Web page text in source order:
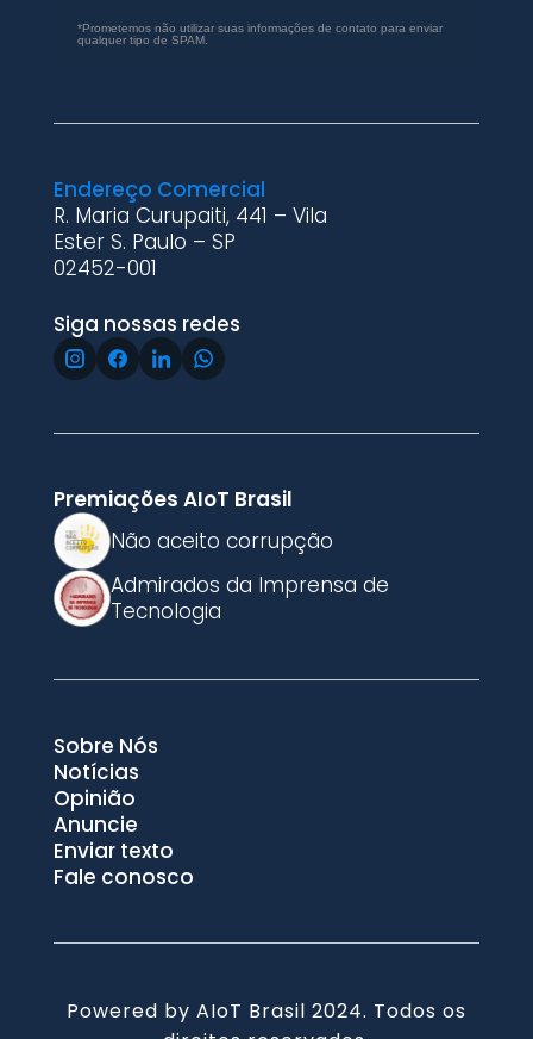
*Prometemos não utilizar suas informações de contato para enviar
qualquer tipo de SPAM.
Endereço Comercial
R. Maria Curupaiti, 441 – Vila
Ester S. Paulo – SP
02452-001
Siga nossas redes
Premiações AIoT Brasil
Não aceito corrupção
Admirados da Imprensa de
Tecnologia
Sobre Nós
Notícias
Opinião
Anuncie
Enviar texto
Fale conosco
Powered by AIoT Brasil 2024. Todos os